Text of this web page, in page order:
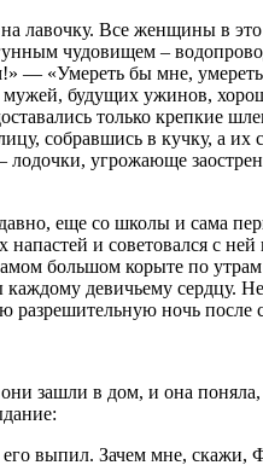
Все женщины в
чудовищем –
— «Умереть бы мне,
будущих ужинов,
только крепкие
собравшись в кучку, а
угрожающе
еще со школы и сама
напастей и советовался
большом корыте по
девичьему сердцу. Не
разрешительную ночь
зашли в дом, и она
выпил. Зачем мне,